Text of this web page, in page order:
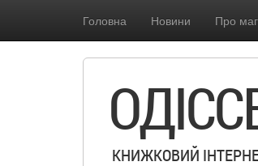
Головна Новини Про
КНИЖКОВИЙ